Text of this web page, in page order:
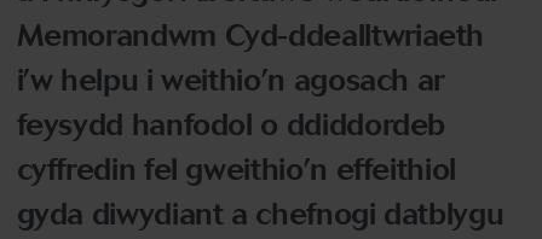
Memorandwm Cyd-ddealltwriaeth
i’w helpu i weithio’n agosach ar
feysydd hanfodol o ddiddordeb
cyffredin fel gweithio’n effeithiol
gyda diwydiant a chefnogi datblygu